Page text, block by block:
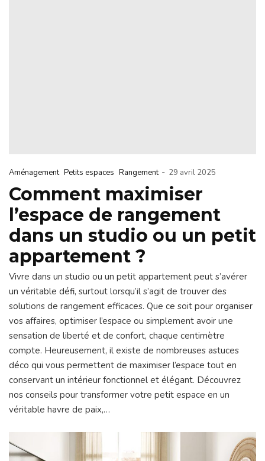
Aménagement Petits espaces Rangement - 29 avril 2025
Comment maximiser
l’espace de rangement
dans un studio ou un petit
appartement ?
Vivre dans un studio ou un petit appartement peut s’avérer
un véritable défi, surtout lorsqu’il s’agit de trouver des
solutions de rangement efficaces. Que ce soit pour organiser
vos affaires, optimiser l’espace ou simplement avoir une
sensation de liberté et de confort, chaque centimètre
compte. Heureusement, il existe de nombreuses astuces
déco qui vous permettent de maximiser l’espace tout en
conservant un intérieur fonctionnel et élégant. Découvrez
nos conseils pour transformer votre petit espace en un
véritable havre de paix,…